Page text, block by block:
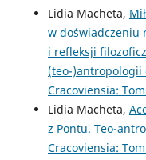
Lidia Macheta,
w doświadczeniu
i refleksji
(teo-)antropologii
Cracoviensia:
Lidia Macheta,
z Pontu. Teo-
Cracoviensia: